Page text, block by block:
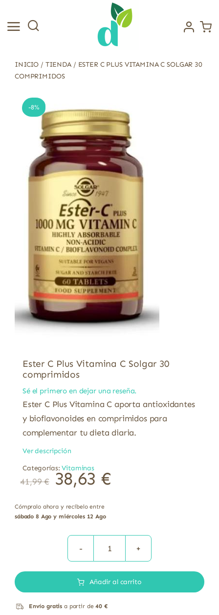
contenido
INICIO / TIENDA/ ESTER C PLUS VITAMINA C SOLGAR 30
COMPRIMIDOS
-8%
Ester C Plus Vitamina C Solgar 30
comprimidos
Sé el primero en dejar una reseña.
Ester C Plus Vitamina C aporta antioxidantes
y bioflavonoides en comprimidos para
complementar tu dieta diaria.
Ver descripción
Categorías:Vitaminas
41,99€ 38,63 €
Cómpralo ahora y recíbelo entre
sábado 8 Ago y miércoles 12 Ago
Ester
Plus
Añadir al carrito
Envío gratis a partir de40 €